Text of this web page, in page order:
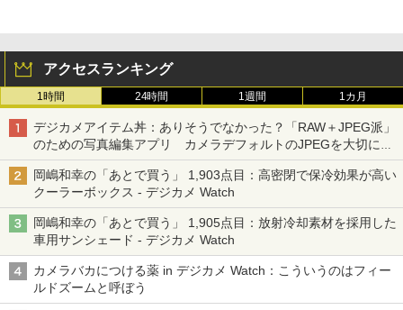
アクセスランキング
1時間 24時間 1週間 1カ月
デジカメアイテム丼：ありそうでなかった？「RAW＋JPEG派」
のための写真編集アプリ カメラデフォルトのJPEGを大切にす
る「Filmator」
岡嶋和幸の「あとで買う」 1,903点目：高密閉で保冷効果が高い
クーラーボックス - デジカメ Watch
岡嶋和幸の「あとで買う」 1,905点目：放射冷却素材を採用した
車用サンシェード - デジカメ Watch
カメラバカにつける薬 in デジカメ Watch：こういうのはフィー
ルドズームと呼ぼう